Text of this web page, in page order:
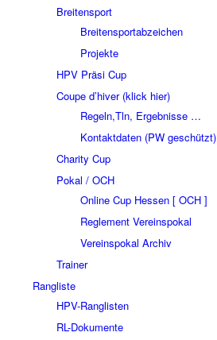
Breitensport
Breitensportabzeichen
Projekte
HPV Präsi Cup
Coupe d’hiver (klick hier)
Regeln,Tln, Ergebnisse …
Kontaktdaten (PW geschützt)
Charity Cup
Pokal / OCH
Online Cup Hessen [ OCH ]
Reglement Vereinspokal
Vereinspokal Archiv
Trainer
Rangliste
HPV-Ranglisten
RL-Dokumente